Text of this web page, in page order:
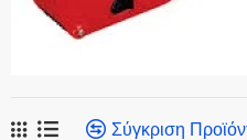
Σύγκριση